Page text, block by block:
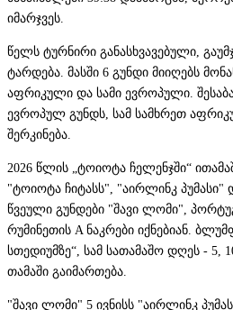
იმარჯვეს.
წელს ტურნირი განასხვავებული,
ტარდება. მასში 6 გუნდი მიიღებს
აფრიკული და სამი ევროპული.
ევროპულ გუნდს, სამ სამხრეთ
შერკინება.
2026 წლის „ტოიოტა ჩელენჯში“
"ტოიოტა ჩიტასს", "აირლინკ პუმასი"
წვეული გუნდები "შავი ლომი",
რუმინეთის A ნაკრები იქნებიან.
სთედიუმზე“, სამ სათამაშო დღეს - 5,
თამაში გაიმართება.
"შავი ლომი" 5 ივნისს "აირლინკ